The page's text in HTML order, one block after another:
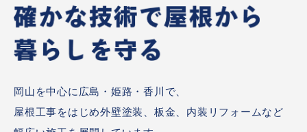
岡山を中心に広島・姫路・香川で、
屋根工事をはじめ外壁塗装、板金、内装リフォームなど